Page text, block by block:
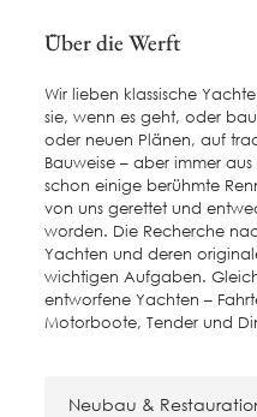
Über die Werft
Wir lieben klassische
sie, wenn es geht, oder
oder neuen Plänen, auf
Bauweise – aber immer
schon einige berühmte
von uns gerettet und
worden. Die Recherche
Yachten und deren
wichtigen Aufgaben.
entworfene Yachten –
Motorboote, Tender und
Neubau &